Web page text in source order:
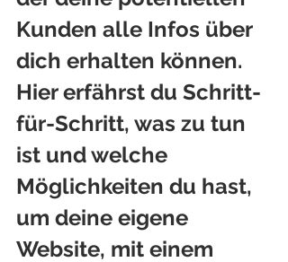
Kunden alle Infos über
dich erhalten können.
Hier erfährst du Schritt-
für-Schritt, was zu tun
ist und welche
Möglichkeiten du hast,
um deine eigene
Website, mit einem